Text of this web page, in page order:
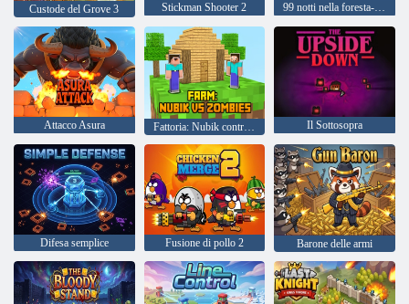
Custode del Grove 3 Stickman Shooter 2 99 notti nella foresta- Squadre da battaglia
Attacco Asura Fattoria: Nubik contro gli zombi Il Sottosopra
Difesa semplice Fusione di pollo 2 Barone delle armi